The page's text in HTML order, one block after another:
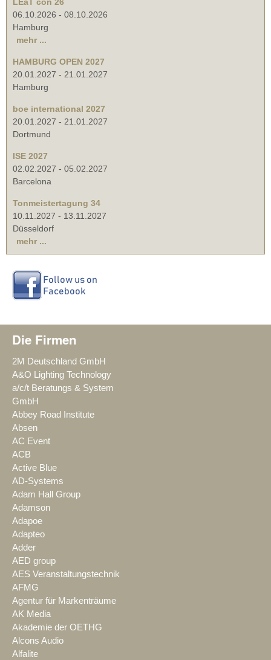
06.10.2026 - 08.10.2026
Hamburg
mehr ...
HAMBURG OPEN 2027
20.01.2027 - 21.01.2027
Hamburg
boe international 2027
20.01.2027 - 21.01.2027
Dortmund
ISE 2027
02.02.2027 - 05.02.2027
Barcelona
Tonmeistertagung 34
10.11.2027 - 13.11.2027
Düsseldorf
mehr ...
Die Firmen
2M Deutschland GmbH
A&O Lighting Technology
a/c/t Beratungs & System
GmbH
Abbey Road Institute
Absen
AC Event
ACB
Active Blue
AD-Systems
Adam Hall Group
Adamson
Adapoe
Adapteo
Adder
AED group
AES Veranstaltungstechnik
AFMG
Agentur für Markenträume
AK Media
Akademie der OETHG
Alcons Audio
Alfalite